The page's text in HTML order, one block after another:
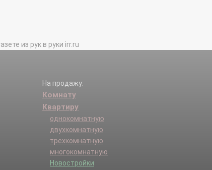
из рук в руки irr.ru
На продажу:
Комнату
Квартиру
однокомнатную
двухкомнатную
трехкомнатную
многокомнатную
Новостройки